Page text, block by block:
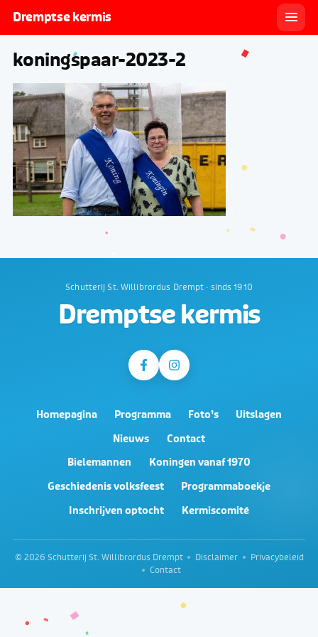
Dremptse kermis
koningspaar-2023-2
Schutterij St. Willibrordus Drempt · sinds 1910
Dremptse kermis
Homepagina Programma Foto’s
Uitslagen
Nieuws
Contact
Bielemannen
Koningen vanaf 1970
Geschiedenis volksfeest
Programmaboekje
Inschrijven optocht
Kermiscomité
© 2026 Schutterij St. Willibrordus Drempt Disclaimer
Privacybeleid
Contact